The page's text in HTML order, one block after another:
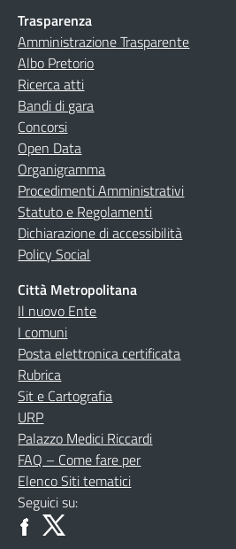
Trasparenza
Amministrazione Trasparente
Albo Pretorio
Ricerca atti
Bandi di gara
Concorsi
Open Data
Organigramma
Procedimenti Amministrativi
Statuto e Regolamenti
Dichiarazione di accessibilità
Policy Social
Città Metropolitana
Il nuovo Ente
I comuni
Posta elettronica certificata
Rubrica
Sit e Cartografia
URP
Palazzo Medici Riccardi
FAQ – Come fare per
Elenco Siti tematici
Seguici su: